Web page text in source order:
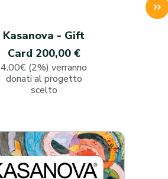
Kasanova - Gift
Card 200,00 €
4.00€ (2%) verranno
donati al progetto
scelto